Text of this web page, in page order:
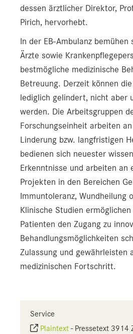
dessen ärztlicher Direktor,
Pirich, hervorhebt.
In der EB-Ambulanz bemühen
Ärzte sowie
bestmögliche medizinische
Betreuung. Derzeit können
lediglich gelindert, nicht aber
werden. Die Arbeitsgruppen
Forschungseinheit arbeiten
Linderung bzw. langfristigen
bedienen sich neuester
Erkenntnisse und arbeiten an
Projekten in den Bereichen
Immuntoleranz, Wundheilung
Klinische Studien
Patienten den Zugang zu
Behandlungsmöglichkeiten
Zulassung und gewährleisten
medizinischen Fortschritt.
Service
Plaintext - Pressetext 3914